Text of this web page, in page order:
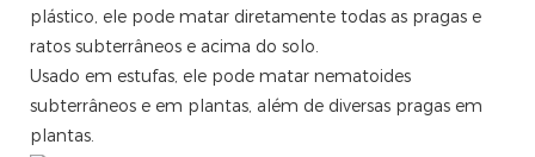
plástico, ele pode matar diretamente todas as pragas e
ratos subterrâneos e acima do solo.
Usado em estufas, ele pode matar nematoides
subterrâneos e em plantas, além de diversas pragas em
plantas.